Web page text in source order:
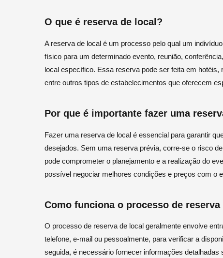
O que é reserva de local?
A reserva de local é um processo pelo qual um
físico para um determinado evento, reunião,
local específico. Essa reserva pode ser feita em
entre outros tipos de estabelecimentos que oferecem
Por que é importante fazer uma
Fazer uma reserva de local é essencial para garantir
desejados. Sem uma reserva prévia, corre-se o risco
pode comprometer o planejamento e a realização do
possível negociar melhores condições e preços com o
Como funciona o processo de reserva
O processo de reserva de local geralmente envolve
telefone, e-mail ou pessoalmente, para verificar a
seguida, é necessário fornecer informações